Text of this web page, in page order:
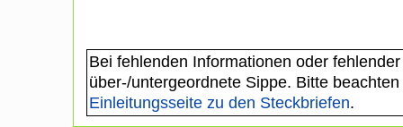
Bei fehlenden Informationen oder
über-/untergeordnete Sippe. Bitte
Einleitungsseite zu den Steckbriefen.